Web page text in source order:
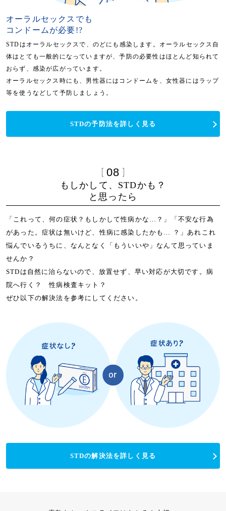
オーラルセックスでも
コンドームが必要!?
STDはオーラルセックスで、のどにも感染します。オーラルセックス自
体はとても一般的になっていますが、予防の必要性はほとんど知られて
おらず、感染が広がっています。
オーラルセックス時にも、男性器にはコンドームを、女性器にはラップ
等を使うなどして予防しましょう。
STDの予防法を詳しく見る
08
もしかして、STDかも？
と思ったら
「これって、何の症状？もしかして性病かな…？」「不安な行為
があった。症状は無いけど、性病に感染したかも… ？」あれこれ
悩んでいるうちに、なんとなく「もういいや」なんて思っていま
せんか？
STDは自然に治らないので、放置せず、早い対応が大切です。病
院へ行く？ 性病検査キット？
ぜひ以下の解決法を参考にしてください。
STDの解決法を詳しく見る